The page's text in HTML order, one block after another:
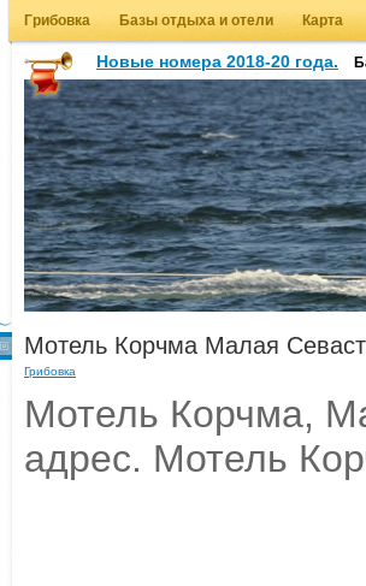
Грибовка Базы отдыха и отели Карта
Новые номера 2018-20 года.
Грибовка
Мотель Корчма Малая
Мотель Корчма,
адрес. Мотель